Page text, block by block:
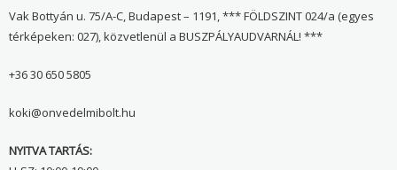
Vak Bottyán u. 75/A-C, Budapest – 1191, *** FÖLDSZINT 024/a (egyes
térképeken: 027), közvetlenül a BUSZPÁLYAUDVARNÁL! ***
+36 30 650 5805
koki@onvedelmibolt.hu
NYITVA TARTÁS: